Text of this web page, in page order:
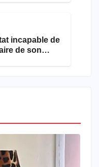
incapable de
de son